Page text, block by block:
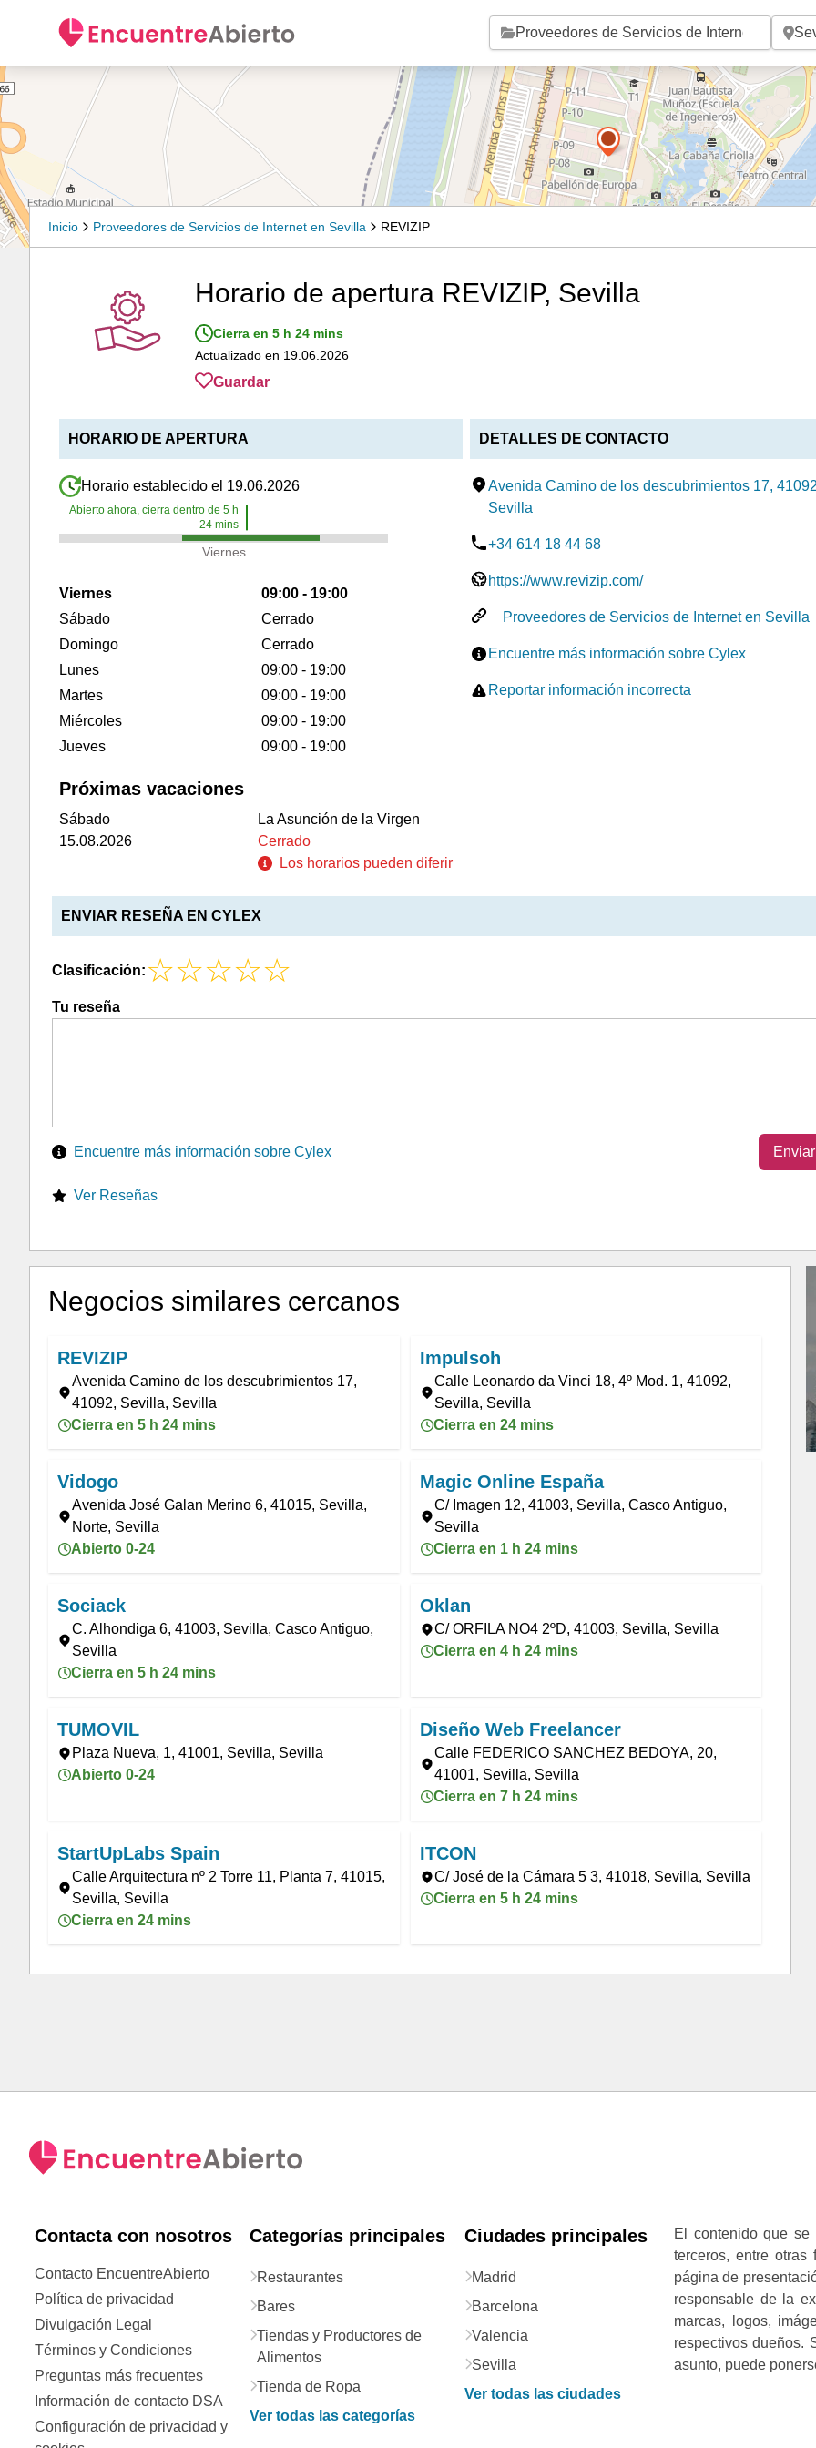
Inicio Proveedores de Servicios de Internet en Sevilla REVIZIP
Horario de apertura REVIZIP, Sevilla
Cierra en 5 h 24 mins
Actualizado en 19.06.2026
Guardar
HORARIO DE APERTURA
Horario establecido el 19.06.2026
Abierto ahora, cierra dentro de 5h
24mins
Viernes
Viernes
09:00 - 19:00
Sábado
Cerrado
Domingo
Cerrado
Lunes
09:00 - 19:00
Martes
09:00 - 19:00
Miércoles
09:00 - 19:00
Jueves
09:00 - 19:00
Próximas vacaciones
Sábado
La Asunción de la Virgen
15.08.2026
Cerrado
Los horarios pueden diferir
DETALLES DE CONTACTO
Avenida Camino de los descubrimientos 17,
Sevilla
+34 614 18 44 68
https://www.revizip.com/
Proveedores de Servicios de Internet en Sevilla
Encuentre más información sobre Cylex
Reportar información incorrecta
ENVIAR RESEÑA EN CYLEX
Clasificación:
Tu reseña
Encuentre más información sobre Cylex
Ver Reseñas
Negocios similares cercanos
REVIZIP
Avenida Camino de los descubrimientos 17,
41092, Sevilla, Sevilla
Cierra en 5 h 24 mins
Impulsoh
Calle Leonardo da Vinci 18, 4º Mod. 1, 41092,
Sevilla, Sevilla
Cierra en 24 mins
Vidogo
Avenida José Galan Merino 6, 41015, Sevilla,
Norte, Sevilla
Abierto 0-24
Magic Online España
C/ Imagen 12, 41003, Sevilla, Casco Antiguo,
Sevilla
Cierra en 1 h 24 mins
Sociack
C. Alhondiga 6, 41003, Sevilla, Casco Antiguo,
Sevilla
Cierra en 5 h 24 mins
Oklan
C/ ORFILA NO4 2ºD, 41003, Sevilla, Sevilla
Cierra en 4 h 24 mins
TUMOVIL
Plaza Nueva, 1, 41001, Sevilla, Sevilla
Abierto 0-24
Diseño Web Freelancer
Calle FEDERICO SANCHEZ BEDOYA, 20,
41001, Sevilla, Sevilla
Cierra en 7 h 24 mins
StartUpLabs Spain
Calle Arquitectura nº 2 Torre 11, Planta 7, 41015,
Sevilla, Sevilla
Cierra en 24 mins
ITCON
C/ José de la Cámara 5 3, 41018, Sevilla, Sevilla
Cierra en 5 h 24 mins
Contacta con nosotros
Contacto EncuentreAbierto
Política de privacidad
Divulgación Legal
Términos y Condiciones
Preguntas más frecuentes
Información de contacto DSA
Configuración de privacidad y
Categorías principales
Restaurantes
Bares
Tiendas y Productores de
Alimentos
Tienda de Ropa
Ver todas las categorías
Ciudades principales
Madrid
Barcelona
Valencia
Sevilla
Ver todas las ciudades
El contenido que se
terceros, entre
página de
responsable de la
marcas, logos,
respectivos dueños.
asunto, puede